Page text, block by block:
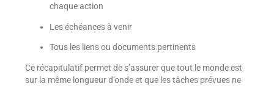
chaque action
Les échéances à venir
Tous les liens ou documents pertinents
Ce récapitulatif permet de s’assurer que tout le monde est
sur la même longueur d’onde et que les tâches prévues ne